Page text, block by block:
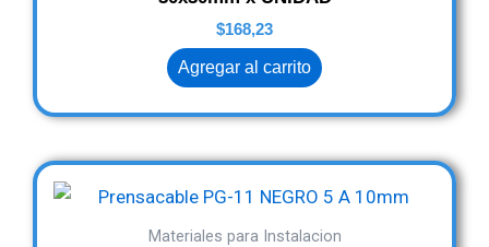
$168,23
Agregar al carrito
Materiales para Instalacion